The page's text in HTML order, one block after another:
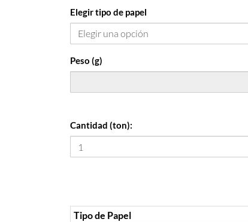
Elegir tipo de papel
Peso (g)
Cantidad (ton):
Tipo de Papel